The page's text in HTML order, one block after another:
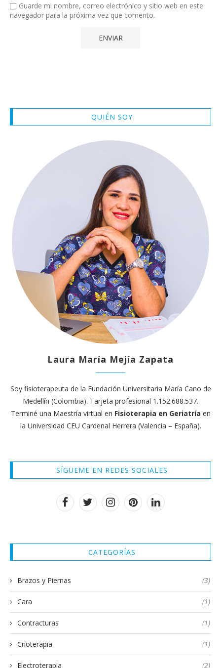
Guarde mi nombre, correo electrónico y sitio web en este
navegador para la próxima vez que comento.
QUIÉN SOY
Laura María Mejía Zapata
Soy fisioterapeuta de la Fundación Universitaria María Cano de
Medellín (Colombia). Tarjeta profesional 1.152.688.537.
Terminé una Maestría virtual en Fisioterapia en Geriatría en
la Universidad CEU Cardenal Herrera (Valencia – España).
SÍGUEME EN REDES SOCIALES
CATEGORÍAS
Brazos y Piernas (3)
Cara (1)
Contracturas (1)
Crioterapia (1)
Electroterapia (2)